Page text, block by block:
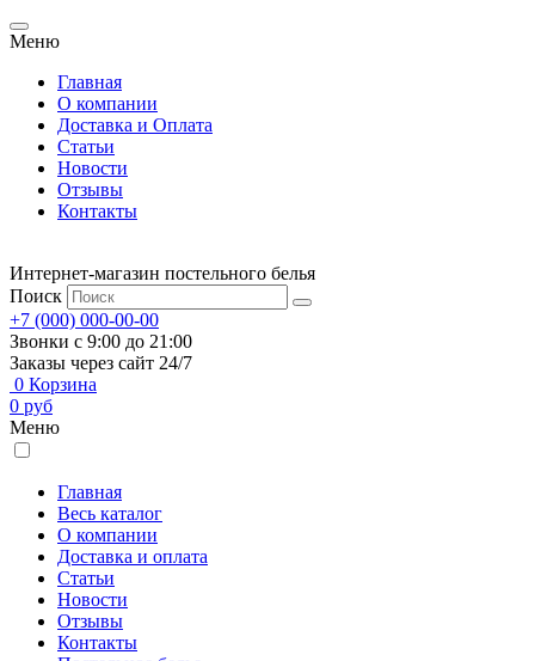
Меню
Главная
О компании
Доставка и Оплата
Статьи
Новости
Отзывы
Контакты
Интернет-магазин постельного белья
Поиск
+7 (000) 000-00-00
Звонки с 9:00 до 21:00
Заказы через сайт 24/7
0 Корзина
0 руб
Меню
Главная
Весь каталог
О компании
Доставка и оплата
Статьи
Новости
Отзывы
Контакты